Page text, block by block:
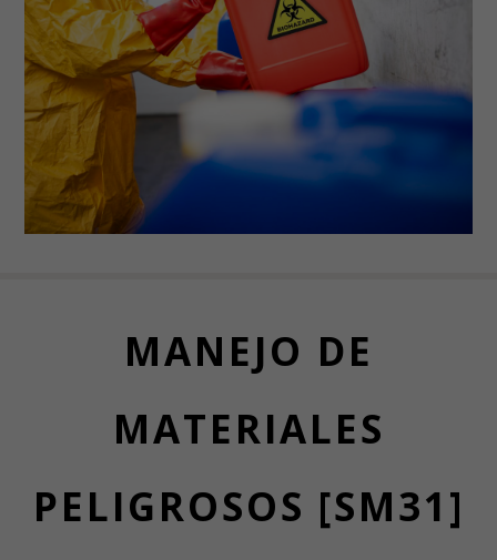
MANEJO DE
MATERIALES
PELIGROSOS [SM31]